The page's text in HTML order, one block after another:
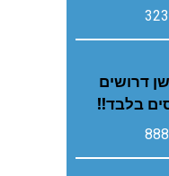
דרושים
בלבד!!